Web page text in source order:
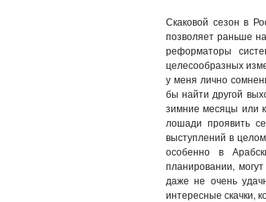
Скаковой сезон в
позволяет раньше
реформаторы
целесообразных
у меня лично
бы найти другой
зимние месяцы или
лошади проявить
выступлений в
особенно в
планировании,
даже не очень
интересные скачки,